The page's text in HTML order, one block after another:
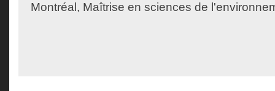
Montréal, Maîtrise en sciences de